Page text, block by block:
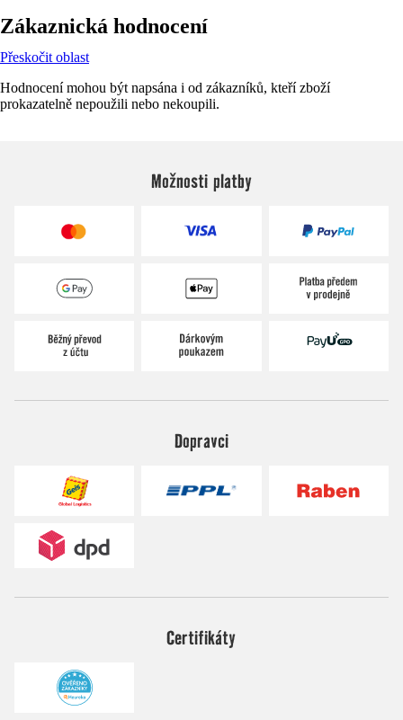
Zákaznická hodnocení
Přeskočit oblast
Hodnocení mohou být napsána i od zákazníků, kteří zboží
prokazatelně nepoužili nebo nekoupili.
Možnosti platby
Dopravci
Certifikáty